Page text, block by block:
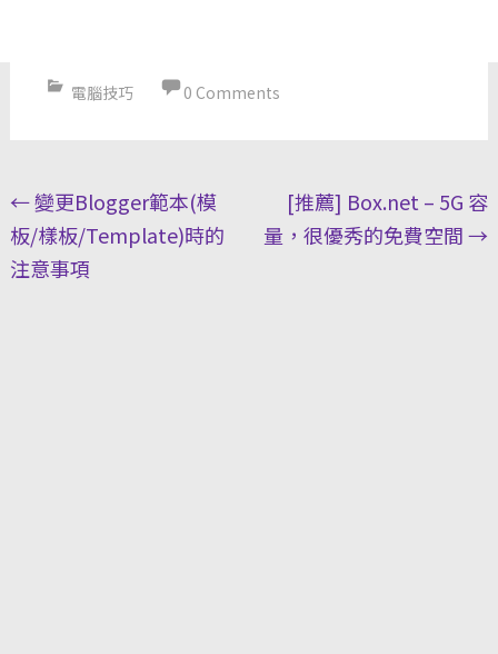
電腦技巧 0 Comments
Post
navigation
←變更Blogger範本(模
板/樣板/Template)時的
注意事項
[推薦] Box.net – 5G 容
量，很優秀的免費空間→